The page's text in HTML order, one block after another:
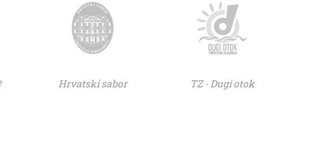
Hrvatski sabor TZ - Dugi otok